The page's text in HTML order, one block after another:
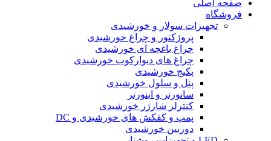
صفحه اصلی
فروشگاه
تجهیزات سولار و خورشیدی
پروژکتور و چراغ خورشیدی
چراغ باغچه ای خورشیدی
چراغ های دیوارکوب خورشیدی
پکیج خورشیدی
پنل و سلول خورشیدی
سانورتر و اینورتر
کنترلر شارژر خورشیدی
پمپ و کفکش های خورشیدی و DC
دوربین خورشیدی